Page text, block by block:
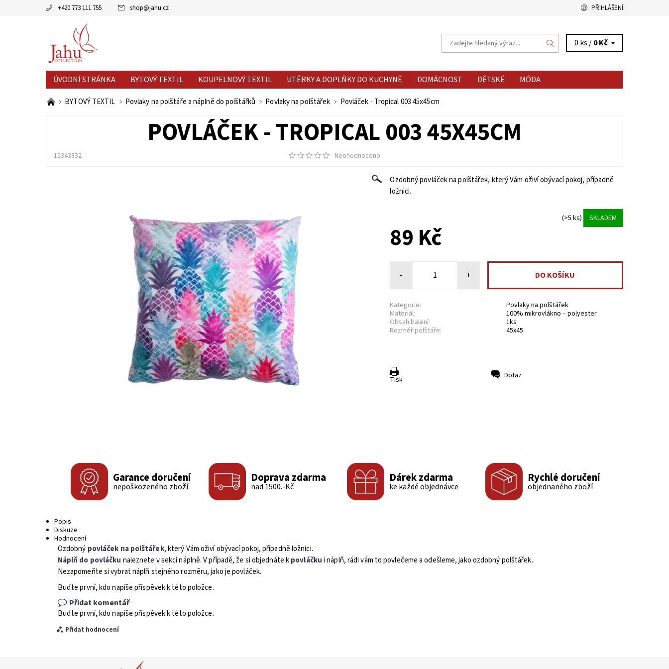
+420 773 111 755 shop@jahu.cz PŘIHLÁŠENÍ
0 ks /0 Kč
ÚVODNÍ STRÁNKA BYTOVÝ TEXTIL KOUPELNOVÝ TEXTIL UTĚRKY A DOPLŇKY DO KUCHYNĚ DOMÁCNOST DĚTSKÉ
MÓDA
AKCE MĚSÍCE
VÝPRODEJ %
BYTOVÝ TEXTIL Povlaky na polštáře a náplně do polštářků Povlaky na polštářek Povláček - Tropical 003 45x45cm
POVLÁČEK - TROPICAL 003 45X45CM
15343832 Neohodnoceno
Ozdobný povláček na polštářek, který Vám oživí obývací pokoj, případně
ložnici.
(>5 ks) SKLADEM
89 Kč
- +
Kategorie:
Povlaky na polštářek
Materiál:
100% mikrovlákno – polyester
Obsah balení:
1ks
Rozměř polštáře:
45x45
Tisk Dotaz
Garance doručení
nepoškozeného zboží
Doprava zdarma
nad 1500.-Kč
Dárek zdarma
ke každé objednávce
Rychlé doručení
objednaného zboží
Popis
Diskuze
Hodnocení
Ozdobný povláček na polštářek, který Vám oživí obývací pokoj, případně ložnici.
Náplň do povláčku naleznete v sekci náplně. V případě, že si objednáte kpovláčkui náplň, rádi vám to povlečeme a odešleme, jako ozdobný polštářek.
Nezapomeňte si vybrat náplň stejného rozměru, jako je povláček.
Buďte první, kdo napíše příspěvek k této položce.
Přidat komentář
Buďte první, kdo napíše příspěvek k této položce.
Přidat hodnocení